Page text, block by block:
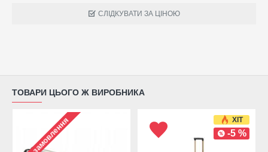
СЛІДКУВАТИ ЗА ЦІНОЮ
ТОВАРИ ЦЬОГО Ж ВИРОБНИКА
Під замовлення ХІТ
-5 %